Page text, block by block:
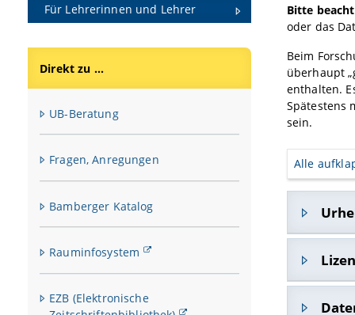
Für Lehrerinnen und Lehrer
Direkt zu ...
UB-Beratung
Fragen, Anregungen
Bamberger Katalog
Rauminfosystem
EZB (Elektronische
Bitte
oder das
Beim
überhaupt
enthalten.
Spätestens
sein.
Alle
Ob
Für die